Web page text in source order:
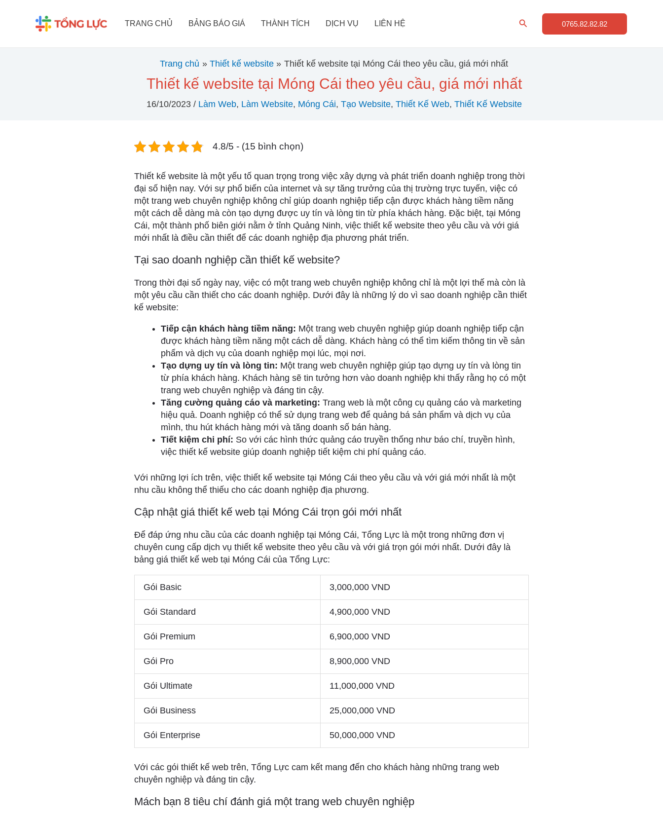
TRANG CHỦ BẢNG BÁO GIÁ THÀNH TÍCH DỊCH VỤ LIÊN HỆ
Tìm
0765.82.82.82
Trang chủ Thiết kế website Thiết kế website tại Móng Cái theo yêu cầu, giá mới nhất
Thiết kế website tại Móng Cái theo yêu cầu, giá mới nhất
16/10/2023 / Làm Web, Làm Website, Móng Cái, Tạo Website, Thiết Kế Web, Thiết Kế Website
4.8/5 - (15 bình chọn)
Thiết kế website là một yếu tố quan trọng trong việc xây dựng và phát triển doanh nghiệp trong thời
đại số hiện nay. Với sự phổ biến của internet và sự tăng trưởng của thị trường trực tuyến, việc có
một trang web chuyên nghiệp không chỉ giúp doanh nghiệp tiếp cận được khách hàng tiềm năng
một cách dễ dàng mà còn tạo dựng được uy tín và lòng tin từ phía khách hàng. Đặc biệt, tại Móng
Cái, một thành phố biên giới nằm ở tỉnh Quảng Ninh, việc thiết kế website theo yêu cầu và với giá
mới nhất là điều cần thiết để các doanh nghiệp địa phương phát triển.
Tại sao doanh nghiệp cần thiết kế website?
Trong thời đại số ngày nay, việc có một trang web chuyên nghiệp không chỉ là một lợi thế mà còn là
một yêu cầu cần thiết cho các doanh nghiệp. Dưới đây là những lý do vì sao doanh nghiệp cần thiết
kế website:
Tiếp cận khách hàng tiềm năng: Một trang web chuyên nghiệp giúp doanh nghiệp tiếp cận
được khách hàng tiềm năng một cách dễ dàng. Khách hàng có thể tìm kiếm thông tin về sản
phẩm và dịch vụ của doanh nghiệp mọi lúc, mọi nơi.
Tạo dựng uy tín và lòng tin: Một trang web chuyên nghiệp giúp tạo dựng uy tín và lòng tin
từ phía khách hàng. Khách hàng sẽ tin tưởng hơn vào doanh nghiệp khi thấy rằng họ có một
trang web chuyên nghiệp và đáng tin cậy.
Tăng cường quảng cáo và marketing: Trang web là một công cụ quảng cáo và marketing
hiệu quả. Doanh nghiệp có thể sử dụng trang web để quảng bá sản phẩm và dịch vụ của
mình, thu hút khách hàng mới và tăng doanh số bán hàng.
Tiết kiệm chi phí: So với các hình thức quảng cáo truyền thống như báo chí, truyền hình,
việc thiết kế website giúp doanh nghiệp tiết kiệm chi phí quảng cáo.
Với những lợi ích trên, việc thiết kế website tại Móng Cái theo yêu cầu và với giá mới nhất là một
nhu cầu không thể thiếu cho các doanh nghiệp địa phương.
Cập nhật giá thiết kế web tại Móng Cái trọn gói mới nhất
Để đáp ứng nhu cầu của các doanh nghiệp tại Móng Cái, Tổng Lực là một trong những đơn vị
chuyên cung cấp dịch vụ thiết kế website theo yêu cầu và với giá trọn gói mới nhất. Dưới đây là
bảng giá thiết kế web tại Móng Cái của Tổng Lực:
Gói Basic 3,000,000 VND
Gói Standard 4,900,000 VND
Gói Premium 6,900,000 VND
Gói Pro 8,900,000 VND
Gói Ultimate 11,000,000 VND
Gói Business 25,000,000 VND
Gói Enterprise 50,000,000 VND
Với các gói thiết kế web trên, Tổng Lực cam kết mang đến cho khách hàng những trang web
chuyên nghiệp và đáng tin cậy.
Mách bạn 8 tiêu chí đánh giá một trang web chuyên nghiệp